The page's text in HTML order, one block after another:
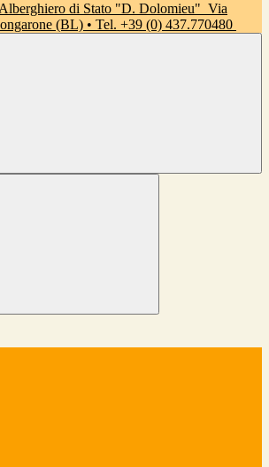
di Stato "D. Dolomieu" Via
(BL) • Tel. +39 (0) 437.770480